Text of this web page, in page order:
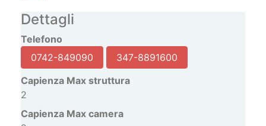
Capienza Max struttura
2
Capienza Max camera
2